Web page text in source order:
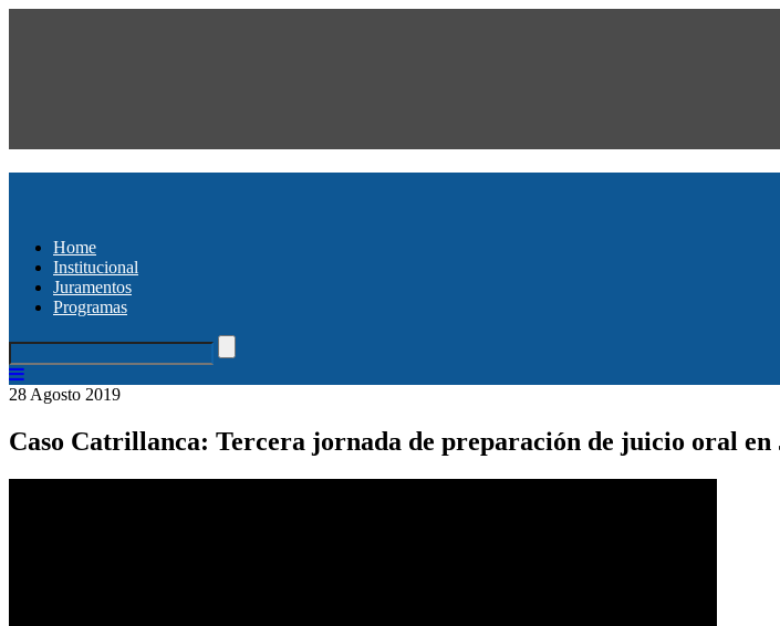
Home
Institucional
Juramentos
Programas
28 Agosto 2019
Caso Catrillanca: Tercera jornada de preparación de juicio oral